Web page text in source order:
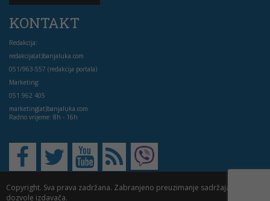
KONTAKT
Redakcija:
redakcija(at)banjaluka.com
051/963-557 (redakcija portala)
Marketing:
051 962 405
marketing(at)banjaluka.com
Radno vrijeme: 8h - 16h
Copyright. Sva prava zadržana. Zabranjeno preuzimanje sadržaja bez
dozvole izdavača.